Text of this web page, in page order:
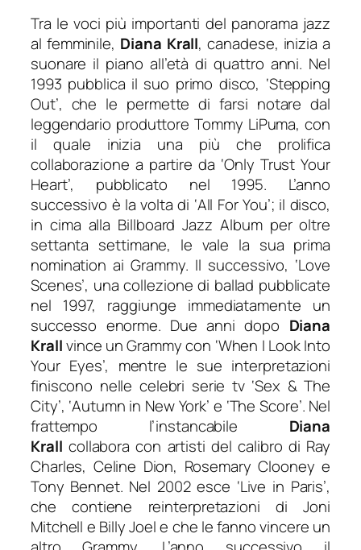
Tra le voci più importanti del panorama jazz
al femminile, Diana Krall, canadese, inizia a
suonare il piano all’età di quattro anni. Nel
1993 pubblica il suo primo disco, ‘Stepping
Out’, che le permette di farsi notare dal
leggendario produttore Tommy LiPuma, con
il quale inizia una più che prolifica
collaborazione a partire da ‘Only Trust Your
Heart’, pubblicato nel 1995. L’anno
successivo è la volta di ‘All For You’; il disco,
in cima alla Billboard Jazz Album per oltre
settanta settimane, le vale la sua prima
nomination ai Grammy. Il successivo, ‘Love
Scenes’, una collezione di ballad pubblicate
nel 1997, raggiunge immediatamente un
successo enorme. Due anni dopo Diana
Krallvince un Grammy con ‘When I Look Into
Your Eyes’, mentre le sue interpretazioni
finiscono nelle celebri serie tv ‘Sex & The
City’, ‘Autumn in New York’ e ‘The Score’. Nel
frattempo l’instancabile Diana
Krall collabora con artisti del calibro di Ray
Charles, Celine Dion, Rosemary Clooney e
Tony Bennet. Nel 2002 esce ‘Live in Paris’,
che contiene reinterpretazioni di Joni
Mitchell e Billy Joel e che le fanno vincere un